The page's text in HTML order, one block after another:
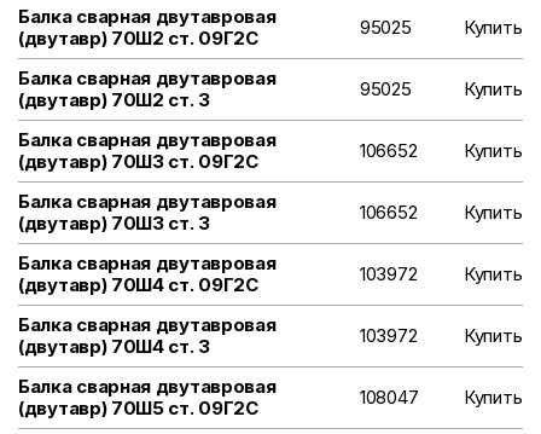
Балка сварная двутавровая
(двутавр) 70Ш2 ст. 09Г2С
95025 Купить
Балка сварная двутавровая
(двутавр) 70Ш2 ст. 3
95025 Купить
Балка сварная двутавровая
(двутавр) 70Ш3 ст. 09Г2С
106652 Купить
Балка сварная двутавровая
(двутавр) 70Ш3 ст. 3
106652 Купить
Балка сварная двутавровая
(двутавр) 70Ш4 ст. 09Г2С
103972 Купить
Балка сварная двутавровая
(двутавр) 70Ш4 ст. 3
103972 Купить
Балка сварная двутавровая
(двутавр) 70Ш5 ст. 09Г2С
108047 Купить